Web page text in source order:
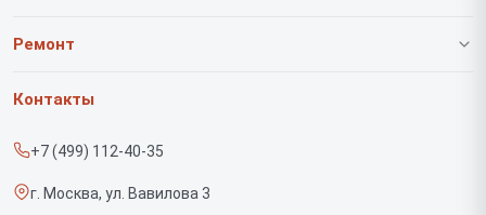
О нашем сервисе
Срочный ремонт
Доставка и способы оплаты
Ремонт
Роботов-пылесосов
Контакты
+7 (499) 112-40-35
г. Москва, ул. Вавилова 3